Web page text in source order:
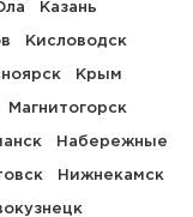
Казань
Кисловодск
Крым
Магнитогорск
Набережные
Нижнекамск